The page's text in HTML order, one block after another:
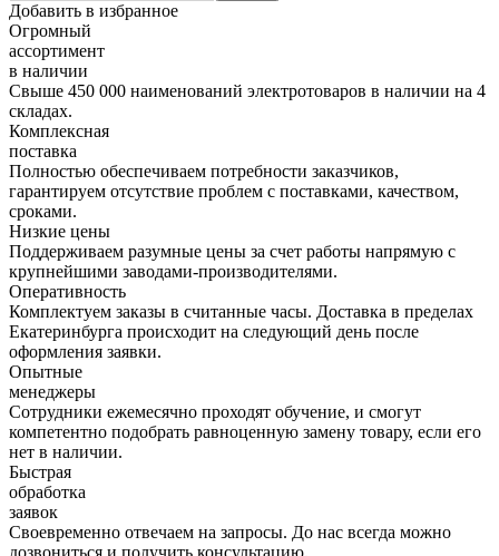
Добавить в избранное
Огромный
ассортимент
в наличии
Свыше 450 000 наименований электротоваров в наличии на 4
складах.
Комплексная
поставка
Полностью обеспечиваем потребности заказчиков,
гарантируем отсутствие проблем с поставками, качеством,
сроками.
Низкие цены
Поддерживаем разумные цены за счет работы напрямую с
крупнейшими заводами-производителями.
Оперативность
Комплектуем заказы в считанные часы. Доставка в пределах
Екатеринбурга происходит на следующий день после
оформления заявки.
Опытные
менеджеры
Сотрудники ежемесячно проходят обучение, и смогут
компетентно подобрать равноценную замену товару, если его
нет в наличии.
Быстрая
обработка
заявок
Своевременно отвечаем на запросы. До нас всегда можно